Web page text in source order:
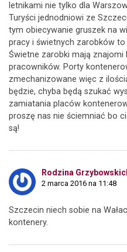
letnikami nie tylko dla
Turyści jednodniowi ze
tym obiecywanie gruszek na
pracy i świetnych zarobków
Świetne zarobki mają znajomi
pracowników. Porty
zmechanizowane więc z
będzie, chyba będą szukać
zamiatania placów
proszę nas nie ściemniać bo
są!
Rodzina
2 marca 2016 na 11:48
Szczecin niech sobie na
kontenery.